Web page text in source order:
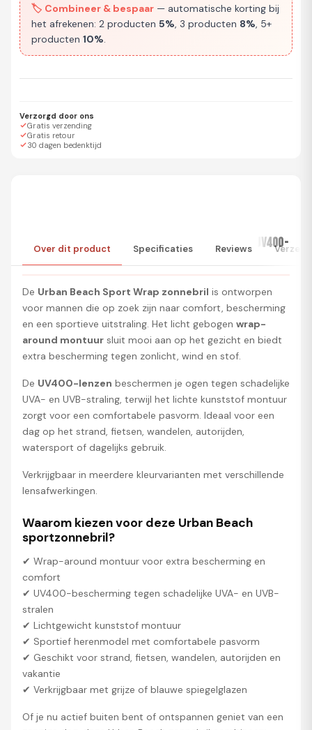
🏷️ Combineer & bespaar — automatische korting bij
het afrekenen: 2 producten 5%, 3 producten 8%, 5+
producten 10%.
Verzorgd door ons
Gratis verzending
Gratis retour
30 dagen bedenktijd
Over dit product Specificaties Reviews
URBAN BEACH SPORT WRAP HERENZONNEBRIL MET UV400-
BESCHERMING
De Urban Beach Sport Wrap zonnebril is ontworpen
voor mannen die op zoek zijn naar comfort, bescherming
en een sportieve uitstraling. Het licht gebogen wrap-
around montuur sluit mooi aan op het gezicht en biedt
extra bescherming tegen zonlicht, wind en stof.
De UV400-lenzen beschermen je ogen tegen schadelijke
UVA- en UVB-straling, terwijl het lichte kunststof montuur
zorgt voor een comfortabele pasvorm. Ideaal voor een
dag op het strand, fietsen, wandelen, autorijden,
watersport of dagelijks gebruik.
Verkrijgbaar in meerdere kleurvarianten met verschillende
lensafwerkingen.
Waarom kiezen voor deze Urban Beach
sportzonnebril?
✔ Wrap-around montuur voor extra bescherming en
comfort
✔ UV400-bescherming tegen schadelijke UVA- en UVB-
stralen
✔ Lichtgewicht kunststof montuur
✔ Sportief herenmodel met comfortabele pasvorm
✔ Geschikt voor strand, fietsen, wandelen, autorijden en
vakantie
✔ Verkrijgbaar met grijze of blauwe spiegelglazen
Of je nu actief buiten bent of ontspannen geniet van een